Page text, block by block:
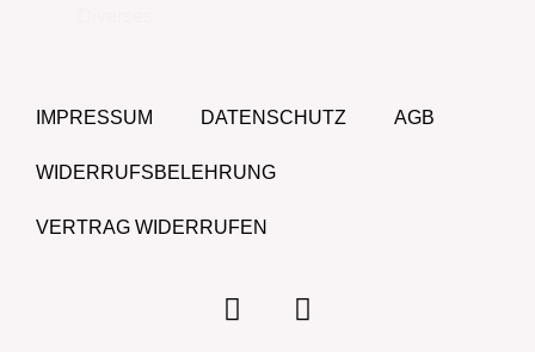
IMPRESSUM DATENSCHUTZ AGB
WIDERRUFSBELEHRUNG
VERTRAG WIDERRUFEN